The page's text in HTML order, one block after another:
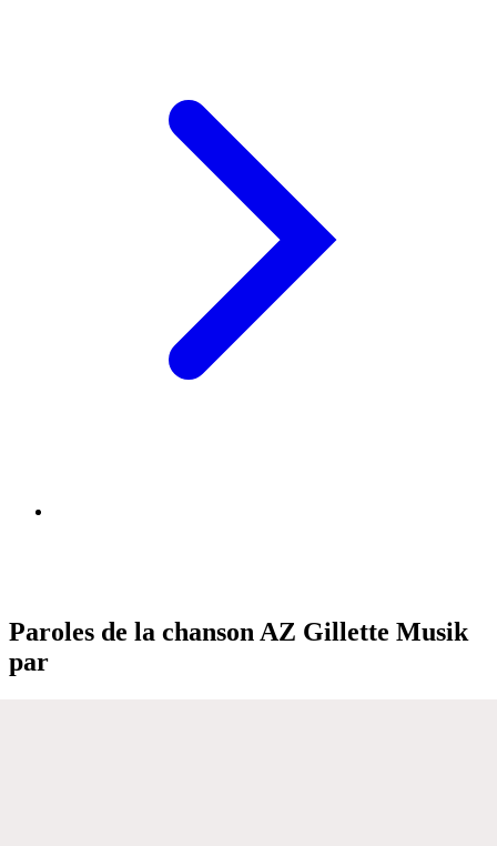
Paroles de la chanson AZ Gillette Musik
par